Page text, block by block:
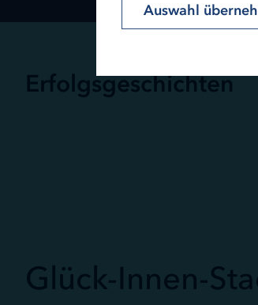
Auswahl
Erfolgsgeschichten
Glück-Innen-